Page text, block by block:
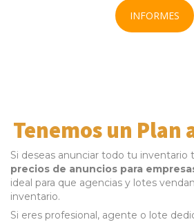
INFORMES
Tenemos un Plan
Si deseas anunciar todo tu inventario
precios de anuncios para
ideal para que agencias y lotes
inventario.
Si eres profesional, agente o lote